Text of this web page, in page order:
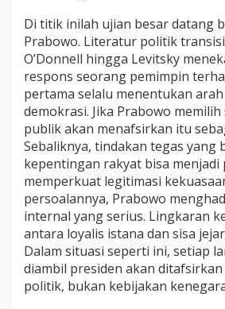
Di titik inilah ujian besar datang
Prabowo. Literatur politik
O’Donnell hingga Levitsky
respons seorang pemimpin
pertama selalu menentukan
demokrasi. Jika Prabowo
publik akan menafsirkan itu
Sebaliknya, tindakan tegas yang
kepentingan rakyat bisa
memperkuat legitimasi
persoalannya, Prabowo
internal yang serius. Lingkaran
antara loyalis istana dan sisa
Dalam situasi seperti ini, setiap
diambil presiden akan
politik, bukan kebijakan